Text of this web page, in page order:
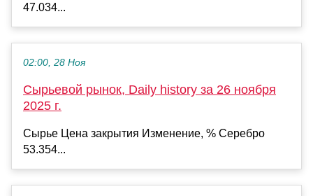
47.034...
02:00, 28 Ноя
Сырьевой рынок, Daily history за 26 ноября
2025 г.
Сырье Цена закрытия Изменение, % Серебро
53.354...